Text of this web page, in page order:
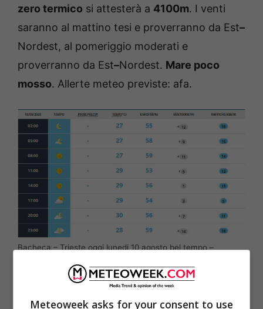
zero termico si attesterà a 4100m. I venti
saranno al mattino tesi e proverranno da Est–
Nordest, al pomeriggio moderati e
proverranno da Est–Nordest. Mare poco
mosso. Allerte meteo previste: afa.
Bacheca – Trieste oggi lunedi 10 agosto bel tempo –
Meteoweek asks for your consent to use